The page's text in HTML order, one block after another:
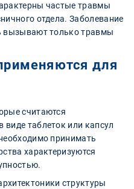
частые травмы
отдела. Заболевание
вызывают только травмы
для
считаются
таблеток или капсул
принимать
характеризуются
структуры